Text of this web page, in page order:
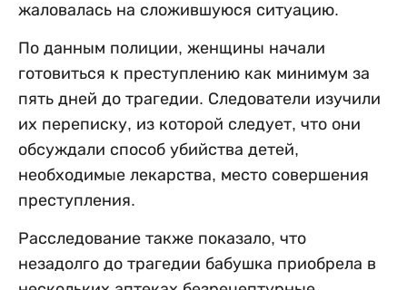
жаловалась на сложившуюся ситуацию.
По данным полиции, женщины начали
готовиться к преступлению как минимум за
пять дней до трагедии. Следователи изучили
их переписку, из которой следует, что они
обсуждали способ убийства детей,
необходимые лекарства, место совершения
преступления.
Расследование также показало, что
незадолго до трагедии бабушка приобрела в